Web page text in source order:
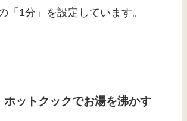
「1分」を設定しています。
ットクックでお湯を沸かす